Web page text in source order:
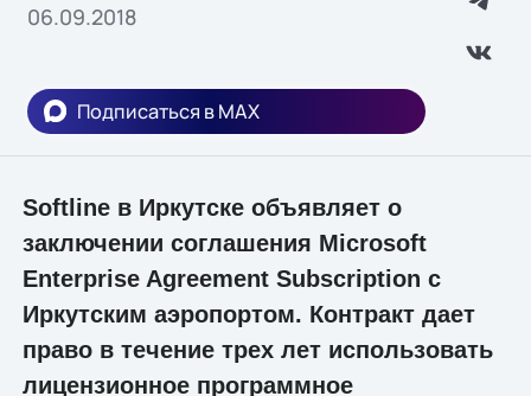
06.09.2018
Подписаться в MAX
Softline в Иркутске объявляет о
заключении соглашения Microsoft
Enterprise Agreement Subscription с
Иркутским аэропортом. Контракт дает
право в течение трех лет использовать
лицензионное программное